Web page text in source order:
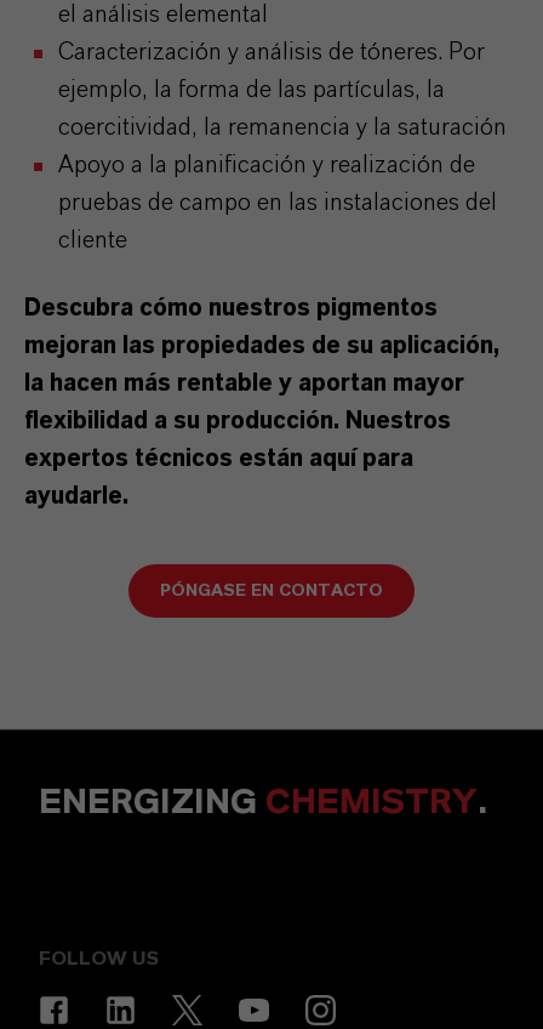
el análisis elemental
Caracterización y análisis de tóneres. Por
ejemplo, la forma de las partículas, la
coercitividad, la remanencia y la saturación
Apoyo a la planificación y realización de
pruebas de campo en las instalaciones del
cliente
Descubra cómo nuestros pigmentos
mejoran las propiedades de su aplicación,
la hacen más rentable y aportan mayor
flexibilidad a su producción. Nuestros
expertos técnicos están aquí para
ayudarle.
PÓNGASE EN CONTACTO
ENERGIZING CHEMISTRY.
FOLLOW US